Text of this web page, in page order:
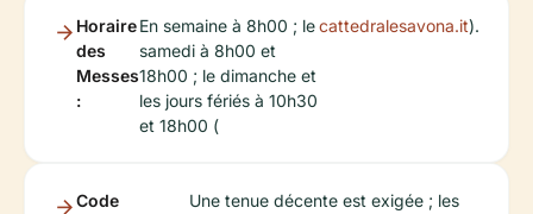
Horaire
des
Messes
:
En semaine à 8h00 ; le
samedi à 8h00 et
18h00 ; le dimanche et
les jours fériés à 10h30
et 18h00 (
cattedralesavona.it).
Code
Une tenue décente est exigée ; les